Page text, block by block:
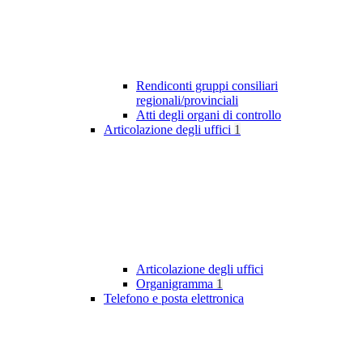
Rendiconti gruppi consiliari
regionali/provinciali
Atti degli organi di controllo
Articolazione degli uffici 1
Articolazione degli uffici
Organigramma 1
Telefono e posta elettronica